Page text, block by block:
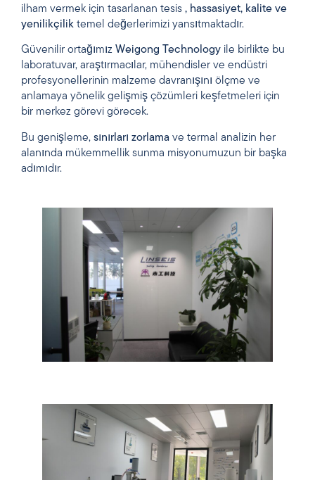
ilham vermek için tasarlanan tesis , hassasiyet, kalite ve
yenilikçilik temel değerlerimizi yansıtmaktadır.
Güvenilir ortağımız Weigong Technology ile birlikte bu
laboratuvar, araştırmacılar, mühendisler ve endüstri
profesyonellerinin malzeme davranışını ölçme ve
anlamaya yönelik gelişmiş çözümleri keşfetmeleri için
bir merkez görevi görecek.
Bu genişleme, sınırları zorlama ve termal analizin her
alanında mükemmellik sunma misyonumuzun bir başka
adımıdır.